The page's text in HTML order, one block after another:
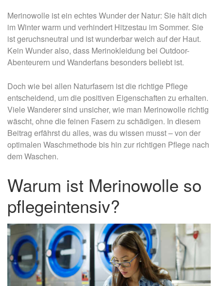
Merinowolle ist ein echtes Wunder der Natur: Sie hält dich
im Winter warm und verhindert Hitzestau im Sommer. Sie
ist geruchsneutral und ist wunderbar weich auf der Haut.
Kein Wunder also, dass Merinokleidung bei Outdoor-
Abenteurern und Wanderfans besonders beliebt ist.
Doch wie bei allen Naturfasern ist die richtige Pflege
entscheidend, um die positiven Eigenschaften zu erhalten.
Viele Wanderer sind unsicher, wie man Merinowolle richtig
wäscht, ohne die feinen Fasern zu schädigen. In diesem
Beitrag erfährst du alles, was du wissen musst – von der
optimalen Waschmethode bis hin zur richtigen Pflege nach
dem Waschen.
Warum ist Merinowolle so
pflegeintensiv?